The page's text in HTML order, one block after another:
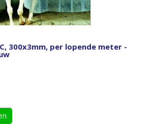
300x3mm, per lopende meter -